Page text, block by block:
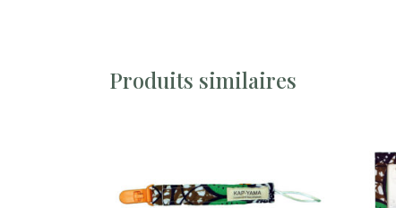
Produits similaires